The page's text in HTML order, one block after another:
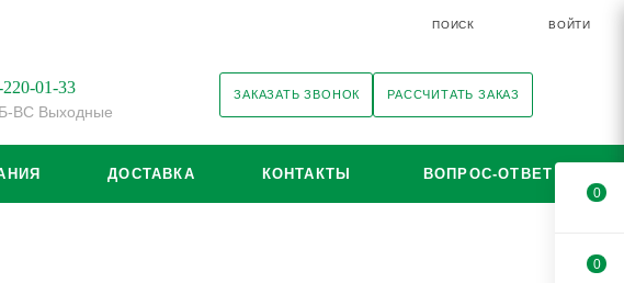
ПОИСК ВОЙТИ
01-33
ВС Выходные
ЗАКАЗАТЬ ЗВОНОК РАССЧИТАТЬ ЗАКАЗ
ДОСТАВКА КОНТАКТЫ ВОПРОС-ОТВЕТ
0
0